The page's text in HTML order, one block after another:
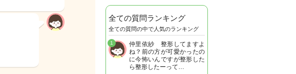
全ての質問ランキング
全ての質問の中で人気のランキング
仲里依紗 整形してますよ
ね？前の方が可愛かったの
に今怖いんですが整形した
ら整形したーって…
1